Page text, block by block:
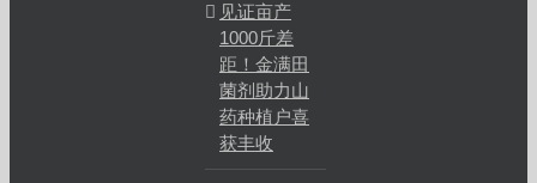
见证亩产
1000斤差
距！金满田
菌剂助力山
药种植户喜
获丰收